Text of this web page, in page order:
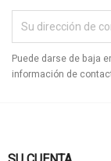
Puede darse de baja
información de